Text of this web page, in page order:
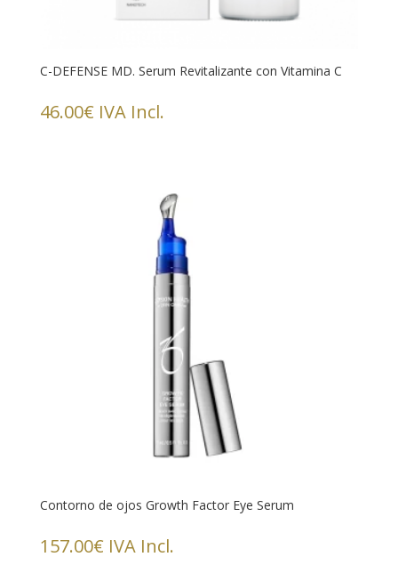
C-DEFENSE MD. Serum Revitalizante con Vitamina C
46.00€ IVA Incl.
Contorno de ojos Growth Factor Eye Serum
157.00€ IVA Incl.